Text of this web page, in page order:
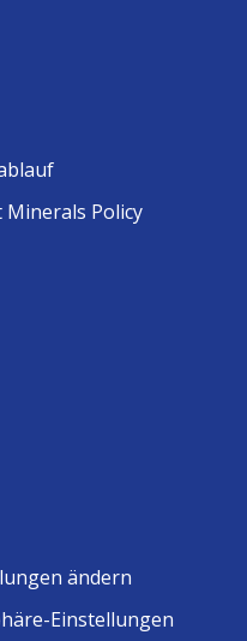
Minerals Policy
ändern
Einstellungen